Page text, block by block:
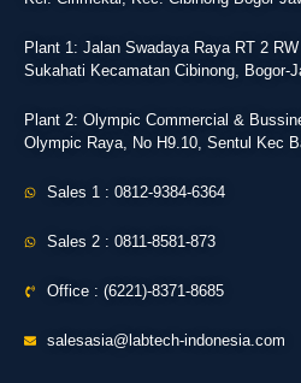
Plant 1: Jalan Swadaya Raya RT 2
Sukahati Kecamatan Cibinong, Bogor-
Plant 2: Olympic Commercial &
Olympic Raya, No H9.10, Sentul Kec
Sales 1 : 0812-9384-6364
Sales 2 : 0811-8581-873
Office : (6221)-8371-8685
salesasia@labtech-indonesia.com